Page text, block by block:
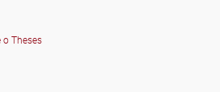
o Theses